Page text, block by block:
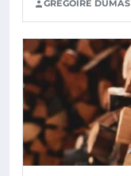
GRÉGOIRE DUMAS